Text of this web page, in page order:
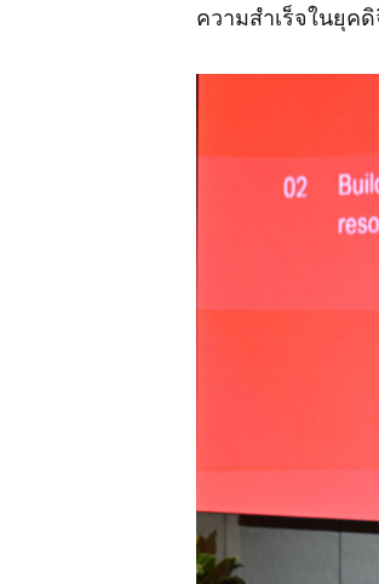
ความสำเร็จในยุค